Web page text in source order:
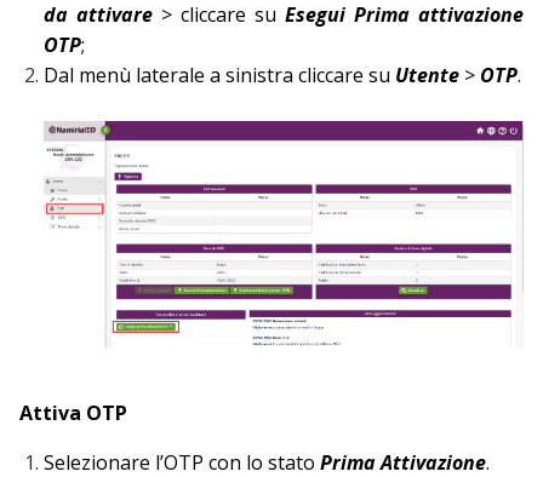
da attivare > cliccare su Esegui Prima attivazione
OTP;
Dal menù laterale a sinistra cliccare su Utente > OTP.
Attiva OTP
Selezionare l’OTP con lo stato Prima Attivazione.